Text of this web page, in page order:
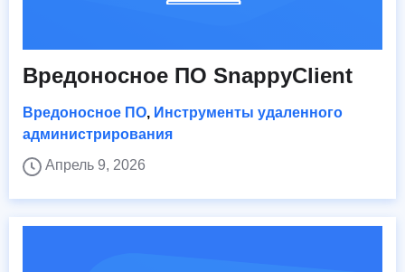
Вредоносное ПО SnappyClient
Вредоносное ПО, Инструменты удаленного
администрирования
Апрель 9, 2026